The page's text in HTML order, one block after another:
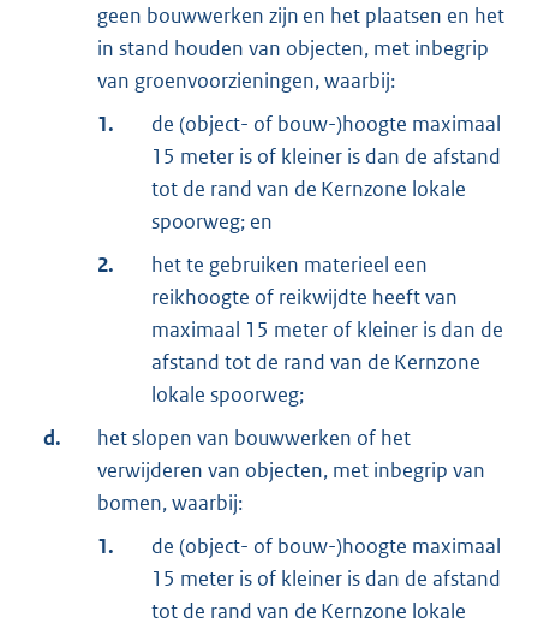
geen bouwwerken zijn en het plaatsen en het
in stand houden van objecten, met inbegrip
van groenvoorzieningen, waarbij:
1.
de (object- of bouw-)hoogte maximaal
15 meter is of kleiner is dan de afstand
tot de rand van de Kernzone lokale
spoorweg; en
2.
het te gebruiken materieel een
reikhoogte of reikwijdte heeft van
maximaal 15 meter of kleiner is dan de
afstand tot de rand van de Kernzone
lokale spoorweg;
d.
het slopen van bouwwerken of het
verwijderen van objecten, met inbegrip van
bomen, waarbij:
1.
de (object- of bouw-)hoogte maximaal
15 meter is of kleiner is dan de afstand
tot de rand van de Kernzone lokale